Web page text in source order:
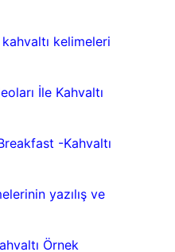
kelimeleri
İle Kahvaltı
-Kahvaltı
yazılış ve
Örnek